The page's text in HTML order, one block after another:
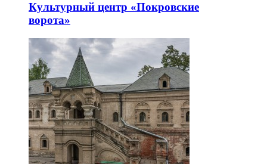
Культурный центр «Покровские
ворота»